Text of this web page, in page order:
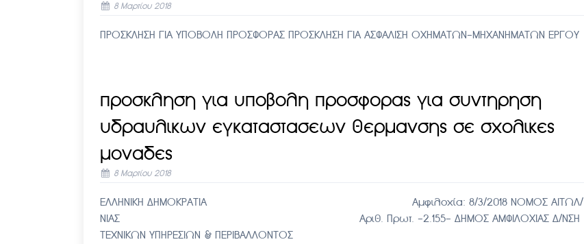
8 Μαρτίου 2018
ΠΡΟΣΚΛΗΣΗ ΓΙΑ ΥΠΟΒΟΛΗ ΠΡΟΣΦΟΡΑΣ ΠΡΟΣΚΛΗΣΗ ΓΙΑ ΑΣΦΑΛΙΣΗ ΟΧΗΜΑΤΩΝ-ΜΗΧΑΝΗΜΑΤΩΝ ΕΡΓΟΥ
προσκληση για υποβολη προσφορας για συντηρηση
υδραυλικων εγκαταστασεων θερμανσης σε σχολικες
μοναδες
8 Μαρτίου 2018
ΕΛΛΗΝΙΚΗ ΔΗΜΟΚΡΑΤΙΑ Αμφιλοχία: 8/3/2018 ΝΟΜΟΣ ΑΙΤΩΛ/
ΝΙΑΣ Αριθ. Πρωτ. -2.155- ΔΗΜΟΣ ΑΜΦΙΛΟΧΙΑΣ Δ/ΝΣΗ
ΤΕΧΝΙΚΩΝ ΥΠΗΡΕΣΙΩΝ & ΠΕΡΙΒΑΛΛΟΝΤΟΣ